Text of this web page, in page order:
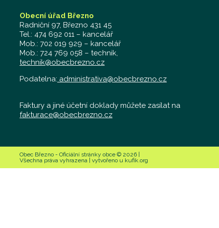
Obecní úřad Březno
Radniční 97, Březno 431 45
Tel.: 474 692 011 – kancelář
Mob.: 702 019 929 – kancelář
Mob.: 724 769 058 – technik,
technik@obecbrezno.cz
Podatelna: administrativa@obecbrezno.cz
Faktury a jiné účetní doklady můžete zasílat na
fakturace@obecbrezno.cz
Obec Březno - Oficiální stránky obce © 2026 |
Všechna práva vyhrazena | vytvořeno u kufik.org